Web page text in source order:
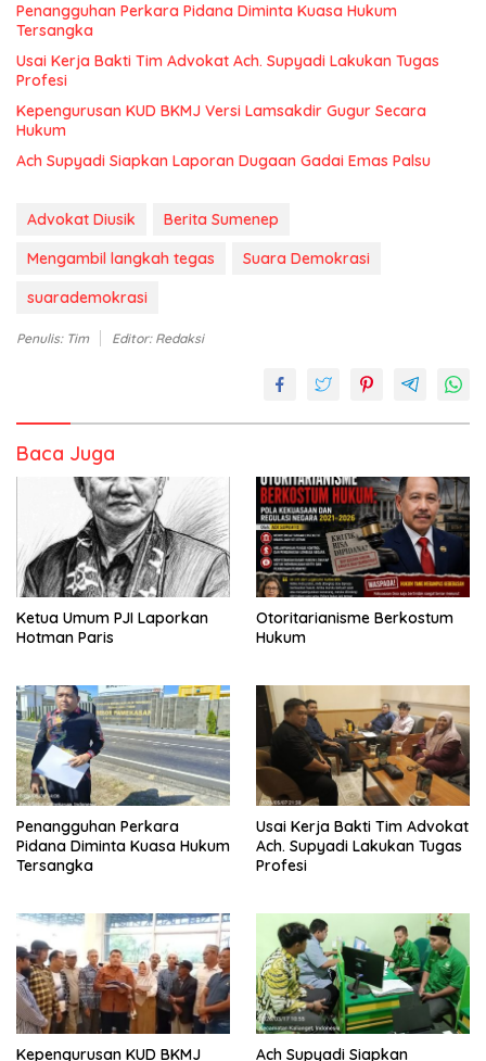
Penangguhan Perkara Pidana Diminta Kuasa Hukum
Tersangka
Usai Kerja Bakti Tim Advokat Ach. Supyadi Lakukan Tugas
Profesi
Kepengurusan KUD BKMJ Versi Lamsakdir Gugur Secara
Hukum
Ach Supyadi Siapkan Laporan Dugaan Gadai Emas Palsu
Advokat Diusik
Berita Sumenep
Mengambil langkah tegas
Suara Demokrasi
suarademokrasi
Penulis: Tim Editor: Redaksi
Baca Juga
Ketua Umum PJI Laporkan
Hotman Paris
Otoritarianisme Berkostum
Hukum
Penangguhan Perkara
Pidana Diminta Kuasa Hukum
Tersangka
Usai Kerja Bakti Tim Advokat
Ach. Supyadi Lakukan Tugas
Profesi
Kepengurusan KUD BKMJ Ach Supyadi Siapkan